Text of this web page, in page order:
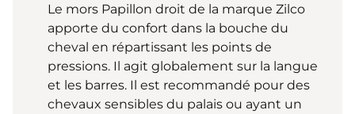
Le mors Papillon droit de la marque Zilco
apporte du confort dans la bouche du
cheval en répartissant les points de
pressions. Il agit globalement sur la langue
et les barres. Il est recommandé pour des
chevaux sensibles du palais ou ayant un